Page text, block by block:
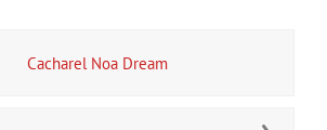
Cacharel Noa Dream